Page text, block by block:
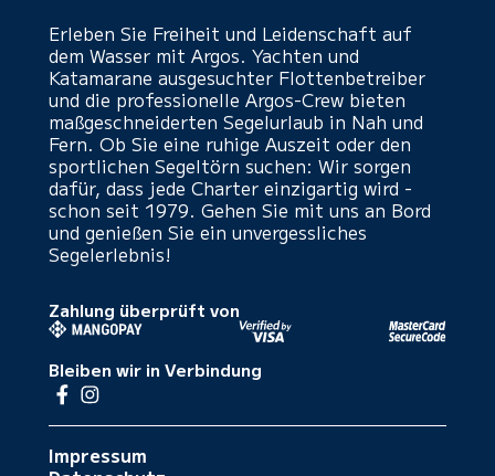
Erleben Sie Freiheit und Leidenschaft auf
dem Wasser mit Argos. Yachten und
Katamarane ausgesuchter Flottenbetreiber
und die professionelle Argos-Crew bieten
maßgeschneiderten Segelurlaub in Nah und
Fern. Ob Sie eine ruhige Auszeit oder den
sportlichen Segeltörn suchen: Wir sorgen
dafür, dass jede Charter einzigartig wird -
schon seit 1979. Gehen Sie mit uns an Bord
und genießen Sie ein unvergessliches
Segelerlebnis!
Zahlung überprüft von
Bleiben wir in Verbindung
Impressum